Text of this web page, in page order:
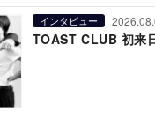
インタビュー
TOAST CLUB 初来